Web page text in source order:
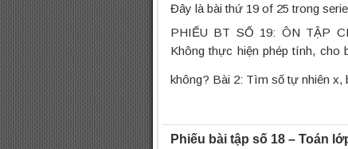
Đây là bài thứ 19 of 25 trong
PHIẾU BT SỐ 19: ÔN TẬP
Không thực hiện phép tính, cho
không? Bài 2: Tìm số tự nhiên x,
Phiếu bài tập số 18 – Toán